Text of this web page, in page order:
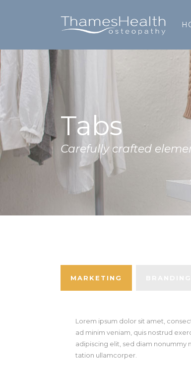
Tabs
Carefully crafted
MARKETING
Lorem ipsum dolor sit amet,
ad minim veniam, quis nostrud
adipiscing elit, sed diam nonummy
tation ullamcorper.